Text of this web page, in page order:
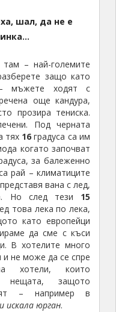
шал, да не е
– най-големите
защо като
мъжете ходят с
още кандура,
прозира тениска.
Под черната
тях 16 градуса са им
когато започват
за балеженно
рай – климатиците
вана с лед,
Но след тези 15
това лека по лека,
като европейци
да сме с къси
В хотелите много
и не може да се спре
хотели, които
нещата, защото
– например в
искала юрган.